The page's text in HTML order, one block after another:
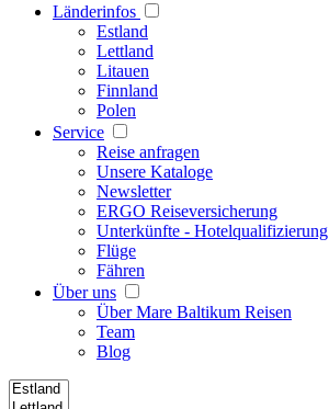
Länderinfos
Estland
Lettland
Litauen
Finnland
Polen
Service
Reise anfragen
Unsere Kataloge
Newsletter
ERGO Reiseversicherung
Unterkünfte - Hotelqualifizierung
Flüge
Fähren
Über uns
Über Mare Baltikum Reisen
Team
Blog